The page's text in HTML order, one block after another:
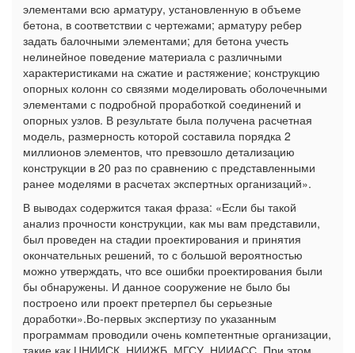
элементами всю арматуру, установленную в объеме
бетона, в соответствии с чертежами; арматуру ребер
задать балочными элементами; для бетона учесть
нелинейное поведение материала с различными
характеристиками на сжатие и растяжение; конструкцию
опорных колонн со связями моделировать оболочечными
элементами с подробной проработкой соединений и
опорных узлов. В результате была получена расчетная
модель, размерность которой составила порядка 2
миллионов элементов, что превзошло детализацию
конструкции в 20 раз по сравнению с представленными
ранее моделями в расчетах экспертных организаций».
В выводах содержится такая фраза: «Если бы такой
анализ прочности конструкции, как мы вам представили,
был проведен на стадии проектирования и принятия
окончательных решений, то с большой вероятностью
можно утверждать, что все ошибки проектирования были
бы обнаружены. И данное сооружение не было бы
построено или проект претерпел бы серьезные
доработки».Во-первых экспертизу по указанным
программам проводили очень компетентные организации,